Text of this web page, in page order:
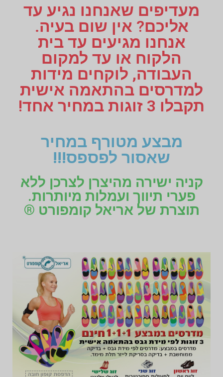
מעדיפים שאנחנו נגיע עד
אליכם? אין שום בעיה.
אנחנו מגיעים עד בית
הלקוח או עד למקום
העבודה, לוקחים מידות
למדרסים בהתאמה אישית
תקבלו 3 זוגות במחיר אחד!
מבצע מטורף במחיר
שאסור לפספס!!!
קניה ישירה מהיצרן לצרכן ללא
פערי תיווך ועמלות מיותרות.
תוצרת של אריאל קומפורט ®